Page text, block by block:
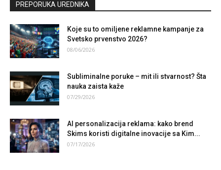
PREPORUKA UREDNIKA
Koje su to omiljene reklamne kampanje za
Svetsko prvenstvo 2026?
08/06/2026
Subliminalne poruke – mit ili stvarnost? Šta
nauka zaista kaže
07/29/2026
AI personalizacija reklama: kako brend
Skims koristi digitalne inovacije sa Kim...
07/17/2026